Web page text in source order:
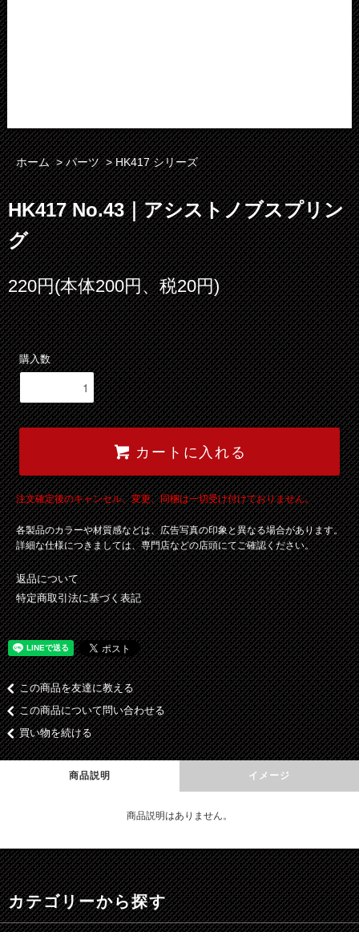
ホーム >パーツ >HK417 シリーズ
HK417 No.43｜アシストノブスプリン
グ
220円(本体200円、税20円)
購入数
カートに入れる
注文確定後のキャンセル、変更、同梱は一切受け付けておりません。
各製品のカラーや材質感などは、広告写真の印象と異なる場合があります。
詳細な仕様につきましては、専門店などの店頭にてご確認ください。
返品について
特定商取引法に基づく表記
この商品を友達に教える
この商品について問い合わせる
買い物を続ける
商品説明 イメージ
商品説明はありません。
カテゴリーから探す